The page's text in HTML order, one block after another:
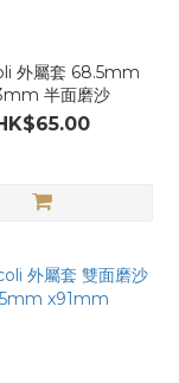
外屬套 68.5mm
半面磨沙